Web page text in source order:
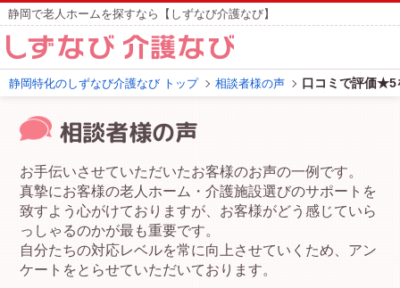
静岡で老人ホームを探すなら【しずなび介護なび】
静岡特化のしずなび介護なび トップ 相談者様の声 口コミで評価★5
相談者様の声
お手伝いさせていただいたお客様のお声の一例です。
真摯にお客様の老人ホーム・介護施設選びのサポートを
致すよう心がけておりますが、お客様がどう感じていら
っしゃるのかが最も重要です。
自分たちの対応レベルを常に向上させていくため、アン
ケートをとらせていただいております。